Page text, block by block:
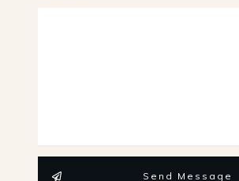
Send Message